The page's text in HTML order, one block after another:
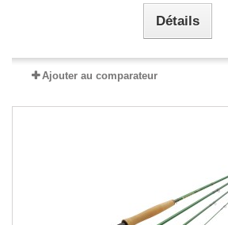
Détails
Ajouter au comparateur